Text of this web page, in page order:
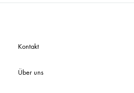
Kontakt
Über uns